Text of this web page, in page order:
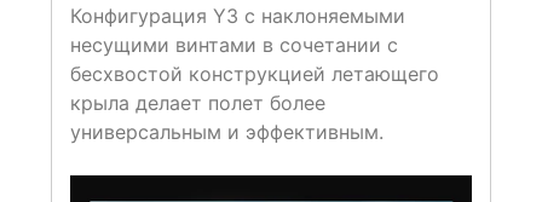
Конфигурация Y3 с наклоняемыми
несущими винтами в сочетании с
бесхвостой конструкцией летающего
крыла делает полет более
универсальным и эффективным.